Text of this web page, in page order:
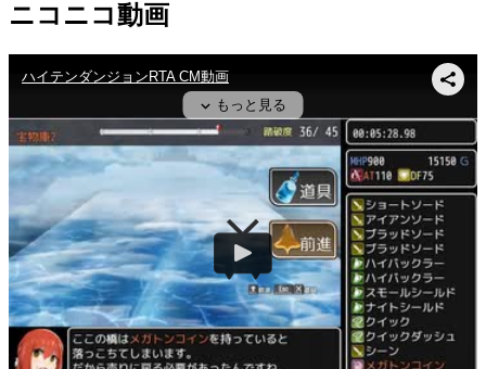
ニコニコ動画